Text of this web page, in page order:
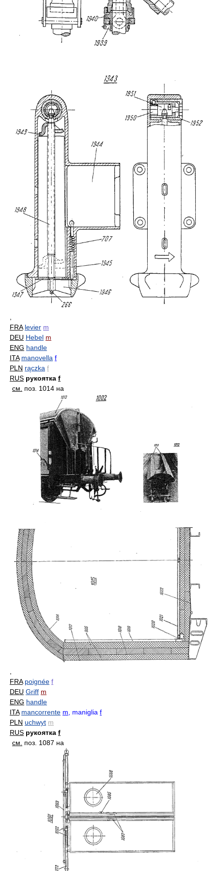
FRA levier m
DEU Hebel m
ENG handle
ITA manovella f
PLN rączka f
RUS рукоятка f
см.
поз. 1014 на
,
FRA poignée f
DEU Griff m
ENG handle
ITA mancorrente m, maniglia f
PLN uchwyt m
RUS рукоятка f
см. поз. 1087 на